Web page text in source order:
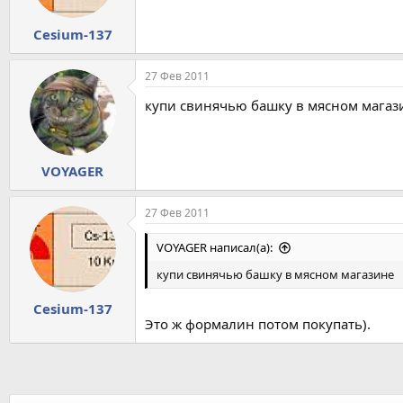
Cesium-137
VOYAGER
27 Фев 2011
купи свинячью башку в мясном
Cesium-137
27 Фев 2011
VOYAGER написал(а):
купи свинячью башку в мясном магазине
Это ж формалин потом покупать).